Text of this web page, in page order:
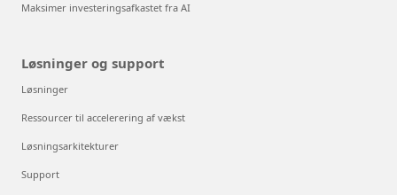
Maksimer investeringsafkastet fra AI
Løsninger og support
Løsninger
Ressourcer til accelerering af vækst
Løsningsarkitekturer
Support